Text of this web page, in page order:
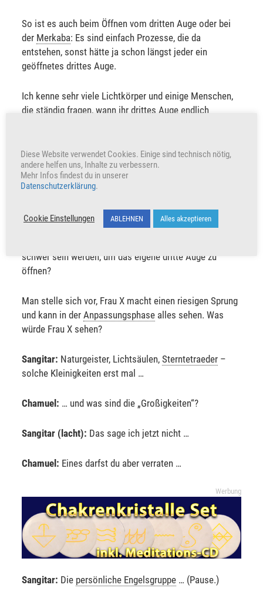
So ist es auch beim Öffnen vom dritten Auge oder bei
der Merkaba: Es sind einfach Prozesse, die da
entstehen, sonst hätte ja schon längst jeder ein
geöffnetes drittes Auge.
Ich kenne sehr viele Lichtkörper und einige Menschen,
die ständig fragen, wann ihr drittes Auge endlich
Chamuel:Kann man denn sagen, dass es in
derAnpassungsphase
Sangitar: Ja, auf jeden Fall: schneller und auch leichter!
schwer sein werden, um das eigene dritte Auge zu
öffnen?
Man stelle sich vor, Frau X macht einen riesigen Sprung
und kann in derAnpassungsphase alles sehen. Was
würde Frau X sehen?
Sangitar: Naturgeister, Lichtsäulen,Sterntetraeder –
solche Kleinigkeiten erst mal …
Chamuel: … und was sind die „Großigkeiten“?
Sangitar (lacht): Das sage ich jetzt nicht …
Chamuel: Eines darfst du aber verraten …
Werbung
Sangitar: Die persönliche Engelsgruppe … (Pause.)
Diese Website verwendet Cookies. Einige sind technisch nötig,
andere helfen uns, Inhalte zu verbessern.
Mehr Infos findest du in unserer
Datenschutzerklärung.
Cookie Einstellungen ABLEHNEN Alles akzeptieren